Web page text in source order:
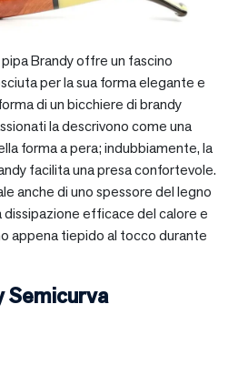
Brandy offre un fascino
per la sua forma elegante e
di un bicchiere di brandy
la descrivono come una
forma a pera; indubbiamente, la
facilita una presa confortevole.
anche di uno spessore del legno
efficace del calore e
appena tiepido al tocco durante
Semicurva